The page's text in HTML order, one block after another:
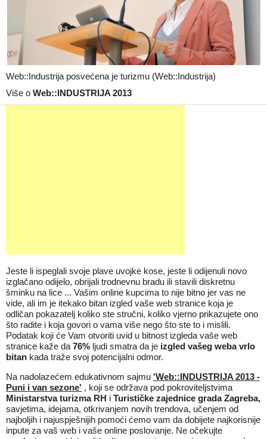
Web::Industrija posvećena je turizmu (Web::Industrija)
Više o Web::INDUSTRIJA 2013
Jeste li ispeglali svoje plave uvojke kose, jeste li odijenuli novo
izglačano odijelo, obrijali trodnevnu bradu ili stavili diskretnu
šminku na lice ... Vašim online kupcima to nije bitno jer vas ne
vide, ali im je itekako bitan izgled vaše web stranice koja je
odličan pokazatelj koliko ste stručni, koliko vjerno prikazujete ono
što radite i koja govori o vama više nego što ste to i mislili.
Podatak koji će Vam otvoriti uvid u bitnost izgleda vaše web
stranice kaže da 76% ljudi smatra da je izgled vašeg weba vrlo
bitan kada traže svoj potencijalni odmor.
Na nadolazećem edukativnom sajmu 'Web::INDUSTRIJA 2013 -
Puni i van sezone' , koji se održava pod pokroviteljstvima
Ministarstva turizma RH i Turističke zajednice grada Zagreba,
savjetima, idejama, otkrivanjem novih trendova, učenjem od
najboljih i najuspješnijih pomoći ćemo vam da dobijete najkorisnije
inpute za vaš web i vaše online poslovanje. Ne očekujte